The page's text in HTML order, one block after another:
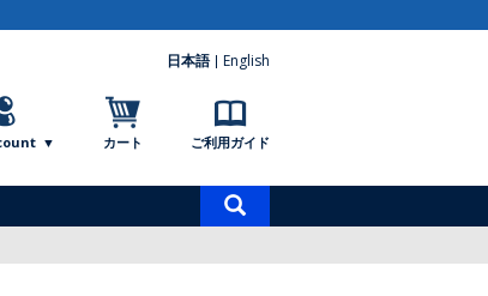
日本語 English
カート ご利用ガイド